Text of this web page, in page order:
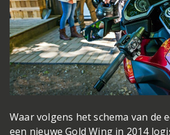
Waar volgens het schema van de
een nieuwe Gold Wing in 2014